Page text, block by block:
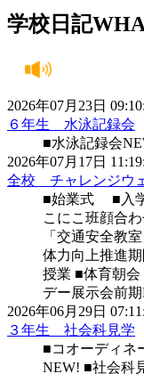
学校日記
2026年07月23日
６年生 水泳記録会
■水泳記録会
2026年07月17日
全校 チャレンジウ
■始業式 ■入
こにこ班顔合
「交通安全教
体力向上推進
授業 ■体育朝
デー展示会前
2026年06月29日
３年生 社会科見学
■コオーディネ
NEW! ■社会科